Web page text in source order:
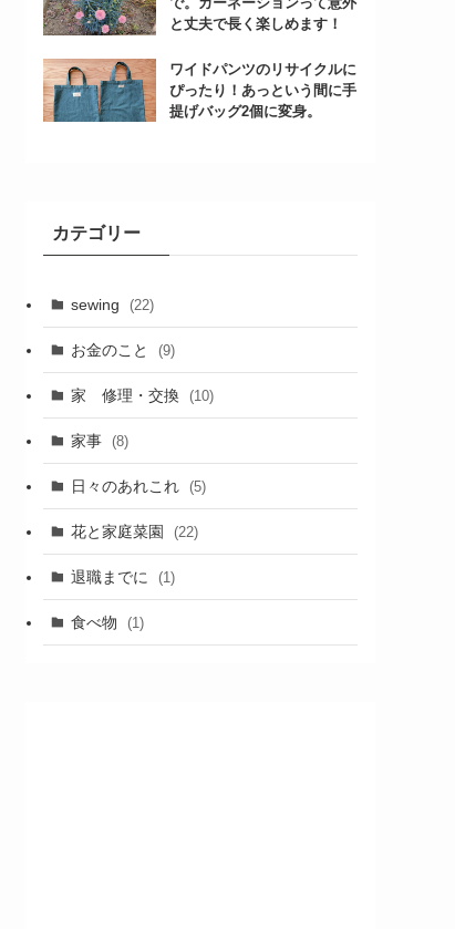
と丈夫で長く楽しめます！
ワイドパンツのリサイクルに
ぴったり！あっという間に手
提げバッグ2個に変身。
カテゴリー
sewing (22)
お金のこと (9)
家 修理・交換 (10)
家事 (8)
日々のあれこれ (5)
花と家庭菜園 (22)
退職までに (1)
食べ物 (1)